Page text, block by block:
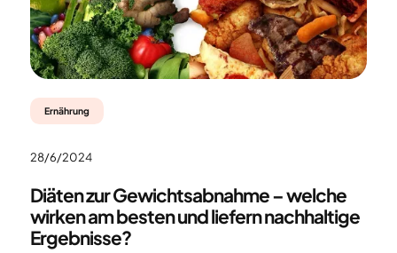
Ernährung
28/6/2024
Diäten zur Gewichtsabnahme – welche
wirken am besten und liefern nachhaltige
Ergebnisse?